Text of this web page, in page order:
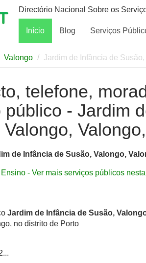
Directório Nacional Sobre os
Início Blog Serviços
Valongo Jardim de Infância de
telefone,
público - Jardim
Valongo,
de Infância de Susão, Valongo,
- Ver mais serviços públicos
Jardim de Infância de Susão,
no distrito de Porto